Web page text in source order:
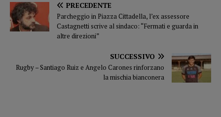
PRECEDENTE
Parcheggio in Piazza Cittadella, l’ex assessore
Castagnetti scrive al sindaco: “Fermati e guarda in
altre direzioni”
SUCCESSIVO
Rugby – Santiago Ruiz e Angelo Carones rinforzano
la mischia bianconera